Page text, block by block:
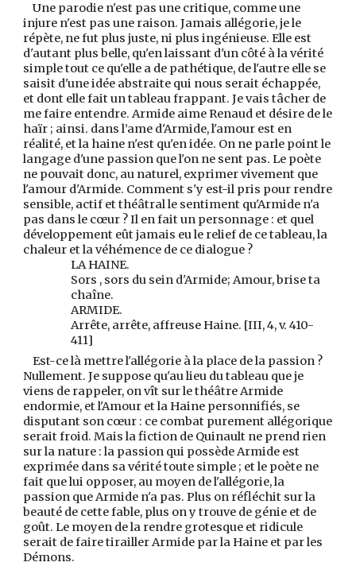
Une parodie n'est pas une critique, comme une
injure n'est pas une raison. Jamais allégorie, je le
répète, ne fut plus juste, ni plus ingénieuse. Elle est
d'autant plus belle, qu'en laissant d'un côté à la vérité
simple tout ce qu'elle a de pathétique, de l'autre elle se
saisit d'une idée abstraite qui nous serait échappée,
et dont elle fait un tableau frappant. Je vais tâcher de
me faire entendre. Armide aime Renaud et désire de le
haïr ; ainsi. dans l’ame d'Armide, l'amour est en
réalité, et la haine n'est qu'en idée. On ne parle point le
langage d'une passion que l'on ne sent pas. Le poète
ne pouvait donc, au naturel, exprimer vivement que
l'amour d'Armide. Comment s'y est-il pris pour rendre
sensible, actif et théâtral le sentiment qu'Armide n'a
pas dans le cœur ? Il en fait un personnage : et quel
développement eût jamais eu le relief de ce tableau, la
chaleur et la véhémence de ce dialogue ?
LA HAINE.
Sors , sors du sein d'Armide; Amour, brise ta
chaîne.
ARMIDE.
Arrête, arrête, affreuse Haine. [III, 4, v. 410-
411]
Est-ce là mettre l'allégorie à la place de la passion ?
Nullement. Je suppose qu'au lieu du tableau que je
viens de rappeler, on vît sur le théâtre Armide
endormie, et l'Amour et la Haine personnifiés, se
disputant son cœur : ce combat purement allégorique
serait froid. Mais la fiction de Quinault ne prend rien
sur la nature : la passion qui possède Armide est
exprimée dans sa vérité toute simple ; et le poète ne
fait que lui opposer, au moyen de l'allégorie, la
passion que Armide n'a pas. Plus on réfléchit sur la
beauté de cette fable, plus on y trouve de génie et de
goût. Le moyen de la rendre grotesque et ridicule
serait de faire tirailler Armide par la Haine et par les
Démons.